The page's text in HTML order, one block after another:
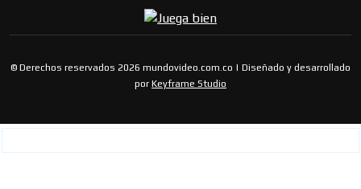
© Derechos reservados 2026 mundovideo.com.co | Diseñado y desarrollado
por Keyframe Studio